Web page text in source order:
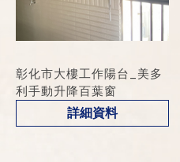
彰化市大樓工作陽台_美多
利手動升降百葉窗
詳細資料